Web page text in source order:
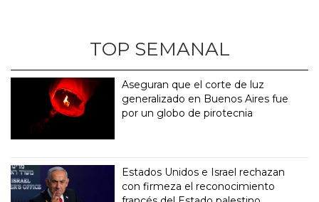
TOP SEMANAL
Aseguran que el corte de luz
generalizado en Buenos Aires fue
por un globo de pirotecnia
Estados Unidos e Israel rechazan
con firmeza el reconocimiento